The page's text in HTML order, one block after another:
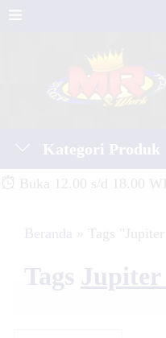
Kategori Produk
Buka 12.00 s/d 18.00
Beranda » Tags
Tags Jupiter